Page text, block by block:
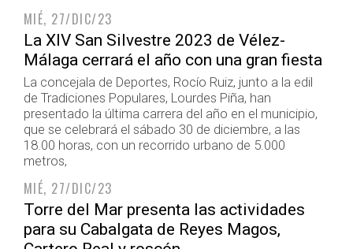
MIÉ, 27/DIC/23
La XIV San Silvestre 2023 de Vélez-
Málaga cerrará el año con una gran fiesta
La concejala de Deportes, Rocío Ruiz, junto a la edil
de Tradiciones Populares, Lourdes Piña, han
presentado la última carrera del año en el municipio,
que se celebrará el sábado 30 de diciembre, a las
18.00 horas, con un recorrido urbano de 5.000
metros,
MIÉ, 27/DIC/23
Torre del Mar presenta las actividades
para su Cabalgata de Reyes Magos,